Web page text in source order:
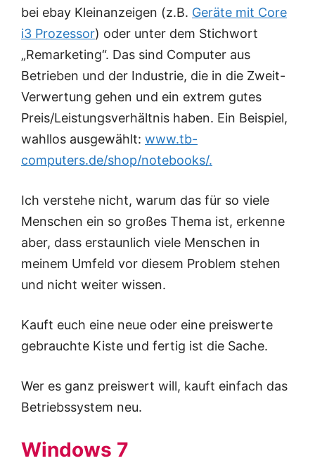
bei ebay Kleinanzeigen (z.B. Geräte mit Core
i3 Prozessor) oder unter dem Stichwort
„Remarketing“. Das sind Computer aus
Betrieben und der Industrie, die in die Zweit-
Verwertung gehen und ein extrem gutes
Preis/Leistungsverhältnis haben. Ein Beispiel,
wahllos ausgewählt: www.tb-
computers.de/shop/notebooks/.
Ich verstehe nicht, warum das für so viele
Menschen ein so großes Thema ist, erkenne
aber, dass erstaunlich viele Menschen in
meinem Umfeld vor diesem Problem stehen
und nicht weiter wissen.
Kauft euch eine neue oder eine preiswerte
gebrauchte Kiste und fertig ist die Sache.
Wer es ganz preiswert will, kauft einfach das
Betriebssystem neu.
Windows 7